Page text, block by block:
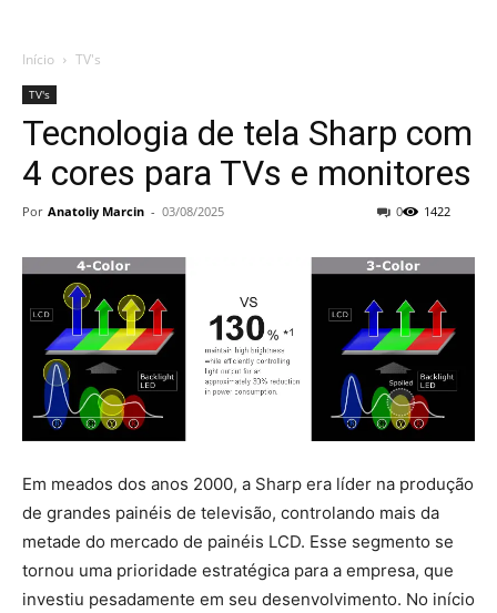
Início TV's
TV's
Tecnologia de tela Sharp com
4 cores para TVs e monitores
Por Anatoliy Marcin - 03/08/2025 1422
0
Em meados dos anos 2000, a Sharp era líder na produção
de grandes painéis de televisão, controlando mais da
metade do mercado de painéis LCD. Esse segmento se
tornou uma prioridade estratégica para a empresa, que
investiu pesadamente em seu desenvolvimento. No início